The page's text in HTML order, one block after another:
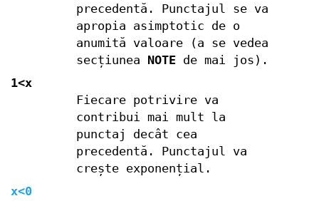
precedentă. Punctajul se va
apropia asimptotic de o
anumită valoare (a se vedea
secțiunea
NOTEde mai jos).
1<x
Fiecare potrivire va
contribui mai mult la
punctaj decât cea
precedentă. Punctajul va
crește exponențial.
x<0